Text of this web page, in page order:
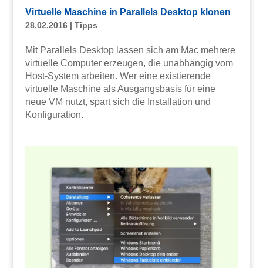
Virtuelle Maschine in Parallels Desktop klonen
28.02.2016| Tipps
Mit Parallels Desktop lassen sich am Mac mehrere
virtuelle Computer erzeugen, die unabhängig vom
Host-System arbeiten. Wer eine existierende
virtuelle Maschine als Ausgangsbasis für eine
neue VM nutzt, spart sich die Installation und
Konfiguration.